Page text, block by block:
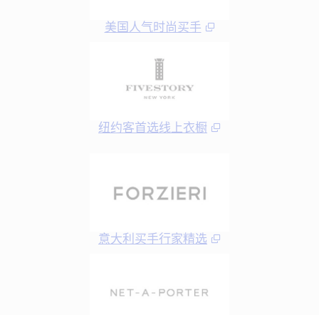
美国人气时尚买手
纽约客首选线上衣橱
意大利买手行家精选